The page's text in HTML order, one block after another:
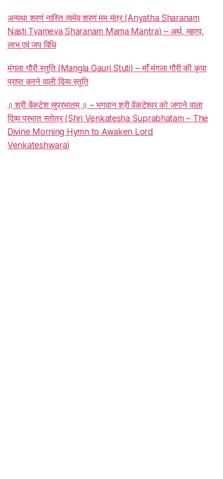
अन्यथा शरणं नास्ति त्वमेव शरणं मम मंत्र (Anyatha Sharanam
Nasti Tvameva Sharanam Mama Mantra) – अर्थ, महत्व,
लाभ एवं जप विधि
मंगला गौरी स्तुति (Mangla Gauri Stuti) – माँ मंगला गौरी की कृपा
प्राप्त करने वाली दिव्य स्तुति
॥ श्री वेंकटेश सुप्रभातम् ॥ – भगवान श्री वेंकटेश्वर को जगाने वाला
दिव्य प्रभात स्तोत्र (Shri Venkatesha Suprabhatam – The
Divine Morning Hymn to Awaken Lord
Venkateshwara)